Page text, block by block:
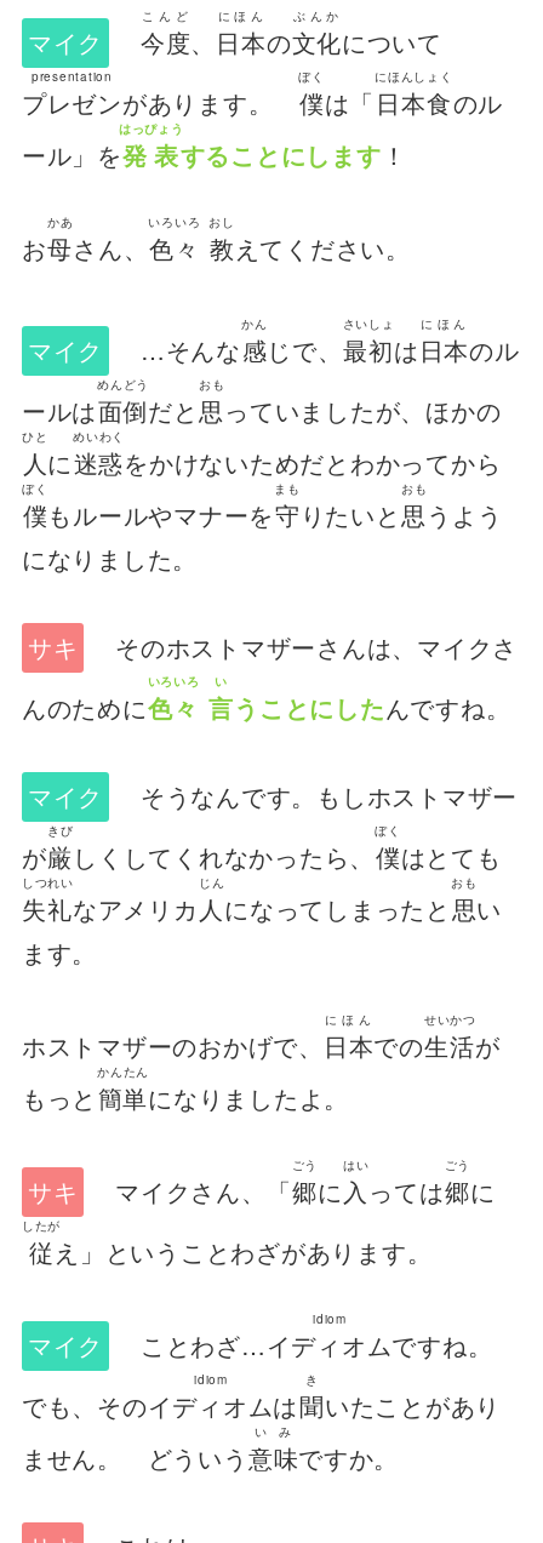
マイク 今度
こんど
、 日本
にほん
の文化
ぶんか
について
プレゼン
presentation
があります。 僕
ぼく
は「 日本食
にほんしょく
のル
ール」を発表
はっぴょう
することにします ！
お母
かあ
さん、 色々
いろいろ
教
おし
えてください。
マイク …そんな感
かん
じで、 最初
さいしょ
は日本
にほん
のル
ールは面倒
めんどう
だと思
おも
っていましたが、ほかの
人
ひと
に迷惑
めいわく
をかけないためだとわかってから
僕
ぼく
もルールやマナーを守
まも
りたいと思
おも
うよう
になりました。
サキ
そのホストマザーさんは、マイクさ
んのために色々
いろいろ
言
い
うことにしたんですね。
マイク
そうなんです。もしホストマザー
が厳
きび
しくしてくれなかったら、 僕
ぼく
はとても
失礼
しつれい
なアメリカ 人
じん
になってしまったと 思
おも
い
ます。
ホストマザーのおかげで、 日本
にほん
での生活
せいかつ
が
もっと 簡単
かんたん
になりましたよ。
サキ マイクさん、「郷
ごう
に 入
はい
っては郷
ごう
に
従
したが
え」ということわざがあります。
マイク ことわざ…イディオム
idiom
ですね。
でも、そのイディオム
idiom
は聞
き
いたことがあり
ません。 どういう 意味
いみ
ですか。